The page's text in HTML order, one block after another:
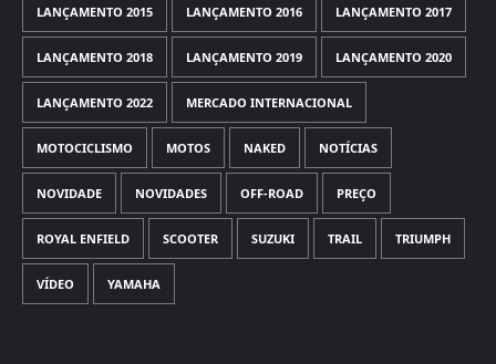
LANÇAMENTO 2015 LANÇAMENTO 2016 LANÇAMENTO 2017
LANÇAMENTO 2018 LANÇAMENTO 2019 LANÇAMENTO 2020
LANÇAMENTO 2022 MERCADO INTERNACIONAL
MOTOCICLISMO MOTOS NAKED NOTÍCIAS
NOVIDADE NOVIDADES OFF-ROAD PREÇO
ROYAL ENFIELD SCOOTER SUZUKI TRAIL TRIUMPH
VÍDEO YAMAHA